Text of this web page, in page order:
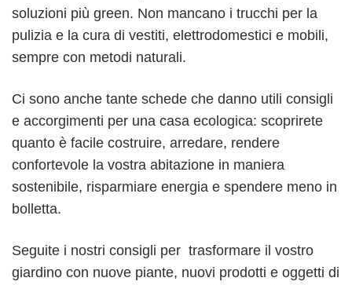
soluzioni più green. Non mancano i trucchi per la
pulizia e la cura di vestiti, elettrodomestici e mobili,
sempre con metodi naturali.
Ci sono anche tante schede che danno utili consigli
e accorgimenti per una casa ecologica: scoprirete
quanto è facile costruire, arredare, rendere
confortevole la vostra abitazione in maniera
sostenibile, risparmiare energia e spendere meno in
bolletta.
Seguite i nostri consigli per trasformare il vostro
giardino con nuove piante, nuovi prodotti e oggetti di